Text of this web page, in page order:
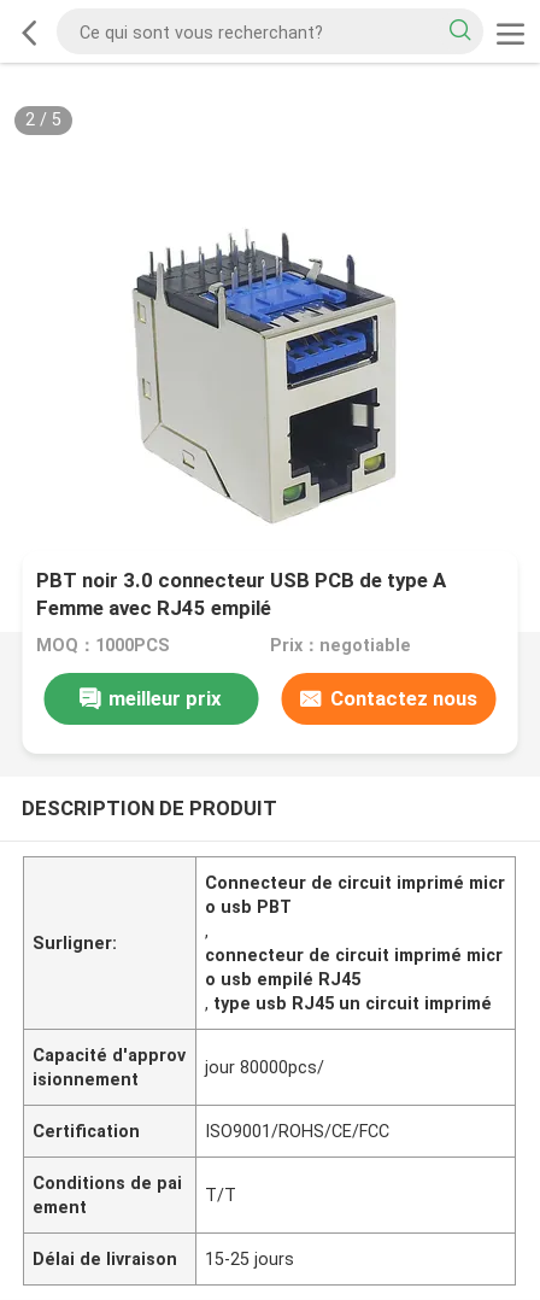
2/ 5
PBT noir 3.0 connecteur USB PCB de type A
Femme avec RJ45 empilé
MOQ：1000PCS Prix：negotiable
meilleur prix Contactez nous
DESCRIPTION DE PRODUIT
Surligner:
Connecteur de circuit imprimé micr
o usb PBT
,
connecteur de circuit imprimé micr
o usb empilé RJ45
, type usb RJ45 un circuit imprimé
Capacité d'approv
isionnement
jour 80000pcs/
Certification ISO9001/ROHS/CE/FCC
Conditions de pai
ement
T/T
Délai de livraison 15-25 jours